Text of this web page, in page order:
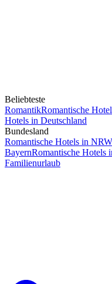
Beliebteste
RomantikRomantische
Hotels in Deutschland
Bundesland
Romantische Hotels in NRW
BayernRomantische Hotels
Familienurlaub